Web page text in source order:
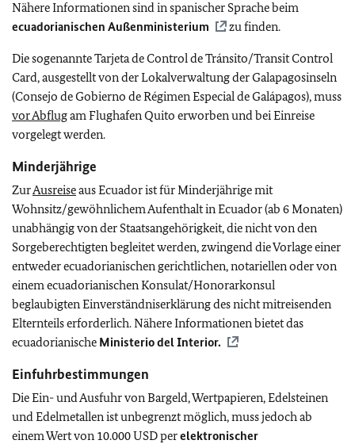
Nähere Informationen sind in spanischer Sprache beim
ecuadorianischen Außenministerium
zu finden.
Die sogenannte Tarjeta de Control de Tránsito/Transit Control
Card, ausgestellt von der Lokalverwaltung der Galapagosinseln
(Consejo de Gobierno de Régimen Especial de Galápagos), muss
vor Abflugam Flughafen Quito erworben und bei Einreise
vorgelegt werden.
Minderjährige
ZurAusreiseaus Ecuador ist für Minderjährige mit
Wohnsitz/gewöhnlichem Aufenthalt in Ecuador (ab 6 Monaten)
unabhängig von der Staatsangehörigkeit, die nicht von den
Sorgeberechtigten begleitet werden, zwingend die Vorlage einer
entweder ecuadorianischen gerichtlichen, notariellen oder von
einem ecuadorianischen Konsulat/Honorarkonsul
beglaubigten Einverständniserklärung des nicht mitreisenden
Elternteils erforderlich. Nähere Informationen bietet das
ecuadorianische Ministerio del Interior.
Einfuhrbestimmungen
Die Ein- und Ausfuhr von Bargeld, Wertpapieren, Edelsteinen
und Edelmetallen ist unbegrenzt möglich, muss jedoch ab
einem Wert von 10.000 USD perelektronischer